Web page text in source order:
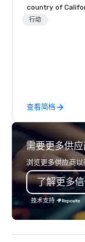
country of
and Sonoma Valleys.
day hikes we
guided inn-to-in
from the
Francisco to the
country with a
lodging, food
a Monterey Bay
行动
查看简档
需要更多供
浏览更多供应商以
技术支持